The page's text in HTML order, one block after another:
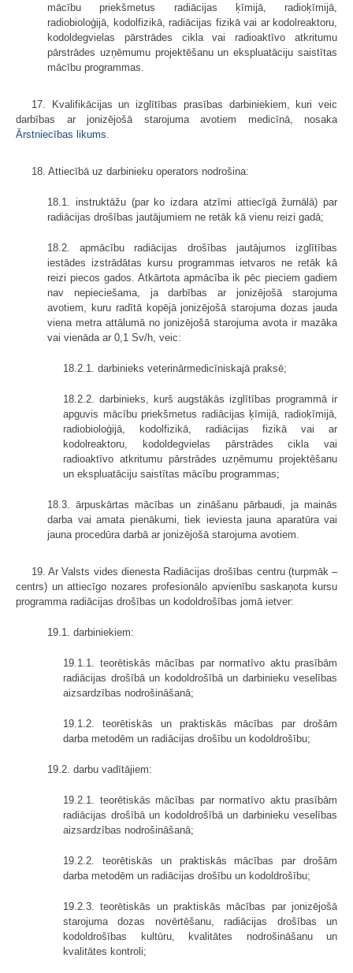
mācību priekšmetus radiācijas ķīmijā, radioķīmijā,
radiobioloģijā, kodolfizikā, radiācijas fizikā vai ar kodolreaktoru,
kodoldegvielas pārstrādes cikla vai radioaktīvo atkritumu
pārstrādes uzņēmumu projektēšanu un ekspluatāciju saistītas
mācību programmas.
17. Kvalifikācijas un izglītības prasības darbiniekiem, kuri veic
darbības ar jonizējošā starojuma avotiem medicīnā, nosaka
Ārstniecības likums
18. Attiecībā uz darbinieku operators nodrošina:
18.1. instruktāžu (par ko izdara atzīmi attiecīgā žurnālā) par
radiācijas drošības jautājumiem ne retāk kā vienu reizi gadā;
18.2. apmācību radiācijas drošības jautājumos izglītības
iestādes izstrādātas kursu programmas ietvaros ne retāk kā
reizi piecos gados. Atkārtota apmācība ik pēc pieciem gadiem
nav nepieciešama, ja darbības ar jonizējošā starojuma
avotiem, kuru radītā kopējā jonizējošā starojuma dozas jauda
viena metra attālumā no jonizējošā starojuma avota ir mazāka
vai vienāda ar 0,1 Sv/h, veic:
18.2.1. darbinieks veterinārmedicīniskajā praksē;
18.2.2. darbinieks, kurš augstākās izglītības programmā ir
apguvis mācību priekšmetus radiācijas ķīmijā, radioķīmijā,
radiobioloģijā, kodolfizikā, radiācijas fizikā vai ar
kodolreaktoru, kodoldegvielas pārstrādes cikla vai
radioaktīvo atkritumu pārstrādes uzņēmumu projektēšanu
un ekspluatāciju saistītas mācību programmas;
18.3. ārpuskārtas mācības un zināšanu pārbaudi, ja mainās
darba vai amata pienākumi, tiek ieviesta jauna aparatūra vai
jauna procedūra darbā ar jonizējošā starojuma avotiem.
19. Ar Valsts vides dienesta Radiācijas drošības centru (turpmāk –
centrs) un attiecīgo nozares profesionālo apvienību saskaņota kursu
programma radiācijas drošības un kodoldrošības jomā ietver:
19.1. darbiniekiem:
19.1.1. teorētiskās mācības par normatīvo aktu prasībām
radiācijas drošībā un kodoldrošībā un darbinieku veselības
aizsardzības nodrošināšanā;
19.1.2. teorētiskās un praktiskās mācības par drošām
darba metodēm un radiācijas drošību un kodoldrošību;
19.2. darbu vadītājiem:
19.2.1. teorētiskās mācības par normatīvo aktu prasībām
radiācijas drošībā un kodoldrošībā un darbinieku veselības
aizsardzības nodrošināšanā;
19.2.2. teorētiskās un praktiskās mācības par drošām
darba metodēm un radiācijas drošību un kodoldrošību;
19.2.3. teorētiskās un praktiskās mācības par jonizējošā
starojuma dozas novērtēšanu, radiācijas drošības un
kodoldrošības kultūru, kvalitātes nodrošināšanu un
kvalitātes kontroli;